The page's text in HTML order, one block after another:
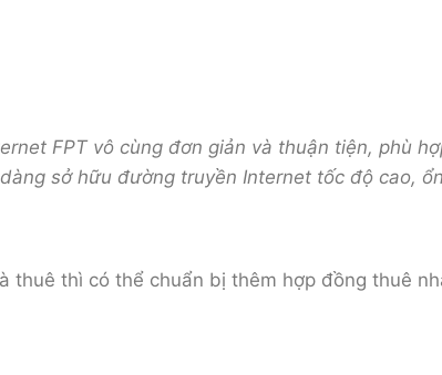
FPT vô cùng đơn giản và thuận tiện, phù
sở hữu đường truyền Internet tốc độ cao,
thuê thì có thể chuẩn bị thêm hợp đồng thuê